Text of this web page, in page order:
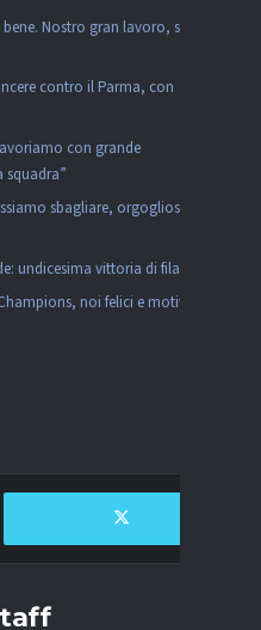
Nostro gran lavoro, se vuoi
contro il Parma, con
con grande
sbagliare, orgogliosi per
undicesima vittoria di fila
noi felici e motivati”